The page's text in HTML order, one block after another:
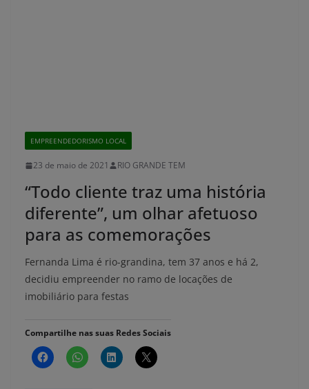
EMPREENDEDORISMO LOCAL
23 de maio de 2021 RIO GRANDE TEM
“Todo cliente traz uma história
diferente”, um olhar afetuoso
para as comemorações
Fernanda Lima é rio-grandina, tem 37 anos e há 2,
decidiu empreender no ramo de locações de
imobiliário para festas
Compartilhe nas suas Redes Sociais